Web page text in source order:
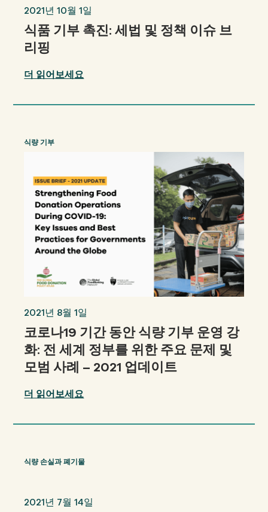
2021년 10월 1일
식품 기부 촉진: 세법 및 정책 이슈 브
리핑
더 읽어보세요
식량 기부
2021년 8월 1일
코로나19 기간 동안 식량 기부 운영 강
화: 전 세계 정부를 위한 주요 문제 및
모범 사례 – 2021 업데이트
더 읽어보세요
식량 손실과 폐기물
2021년 7월 14일